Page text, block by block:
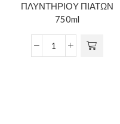
ΠΛΥΝΤΗΡΙΟΥ ΠΙΑΤΩΝ
750ml